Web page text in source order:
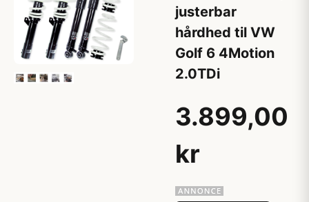
justerbar
hårdhed til VW
Golf 6 4Motion
2.0TDi
3.899,00
kr